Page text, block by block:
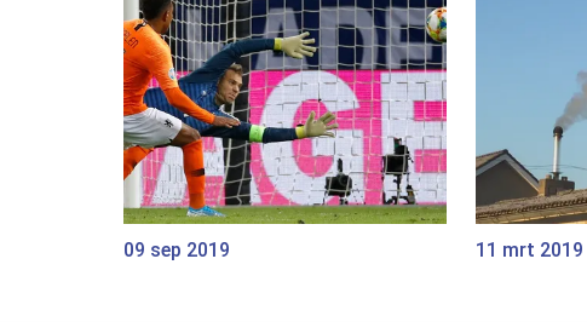
09 sep 2019 11 mrt 2019